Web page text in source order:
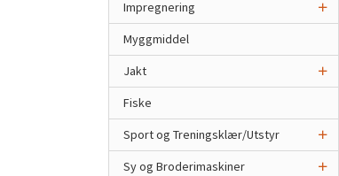
Impregnering
Myggmiddel
Jakt
Fiske
Sport og Treningsklær/Utstyr
Sy og Broderimaskiner